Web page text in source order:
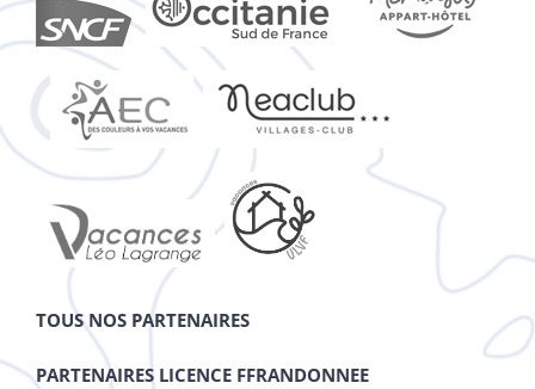
TOUS NOS PARTENAIRES
PARTENAIRES LICENCE FFRANDONNEE